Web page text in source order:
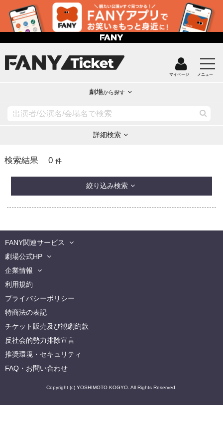
マイページ メニュー
劇場から探す
詳細検索
検索結果 0 件
絞り込み検索
FANY関連サービス
劇場公式HP
企業情報
利用規約
プライバシーポリシー
特商法の表記
チケット販売及び観劇約款
反社会的勢力排除宣言
推奨環境・セキュリティ
FAQ・お問い合わせ
Copyright (c) YOSHIMOTO KOGYO. All Rights Reserved.